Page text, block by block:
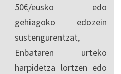
50€/eusko edo
gehiagoko edozein
sustengurentzat,
Enbataren urteko
harpidetza lortzen edo